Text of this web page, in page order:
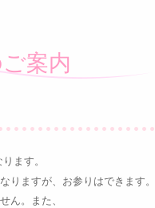
案内
ます。
りますが、お参りはできます。
ん。また、